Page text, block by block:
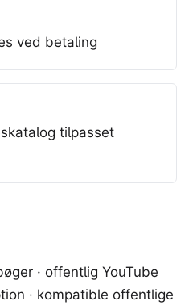
ved betaling
tilpasset
· offentlig YouTube
· kompatible offentlige